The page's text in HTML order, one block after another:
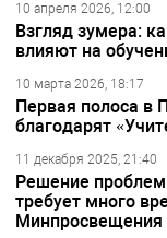
10 апреля 2026, 12:00
Взгляд зумера:
влияют на
10 марта 2026, 18:17
Первая полоса в
благодарят
11 декабря 2025, 21:40
Решение
требует много
Минпросвещения